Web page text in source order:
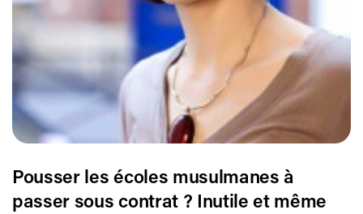
Pousser les écoles musulmanes à
passer sous contrat ? Inutile et même